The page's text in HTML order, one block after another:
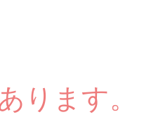
ります。